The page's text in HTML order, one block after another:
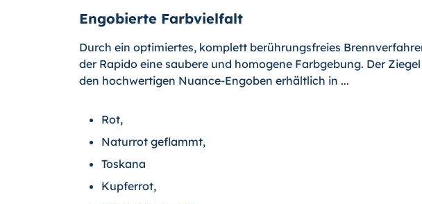
Engobierte Farbvielfalt
Durch ein optimiertes, komplett berührungsfreies
der Rapido eine saubere und homogene Farbgebung. Der
den hochwertigen Nuance-Engoben erhältlich in ...
Rot,
Naturrot geflammt,
Toskana
Kupferrot,